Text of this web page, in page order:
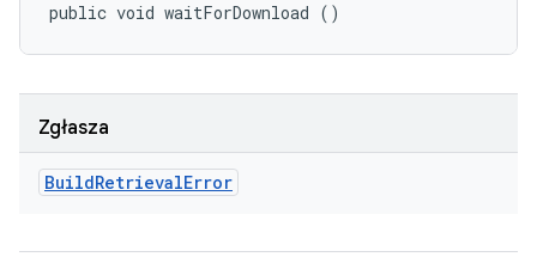
public void waitForDownload ()
Zgłasza
BuildRetrievalError